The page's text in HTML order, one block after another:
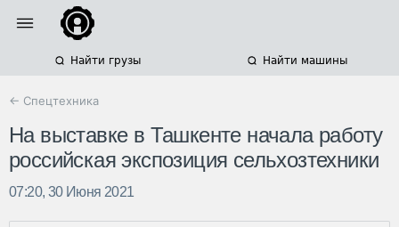
Найти грузы Найти машины
← Спецтехника
На выставке в Ташкенте начала работу
российская экспозиция сельхозтехники
07:20, 30 Июня 2021